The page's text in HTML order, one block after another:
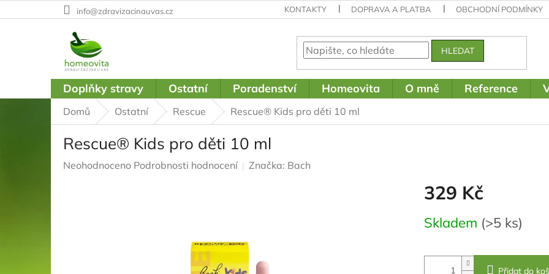
na
info@zdravizacinauvas.cz KONTAKTY DOPRAVA A PLATBA OBCHODNÍ PODMÍNKY
HLEDAT
Doplňky stravy Ostatní Poradenství Homeovita O mně Reference
Domů Ostatní Rescue Rescue® Kids pro děti 10 ml
Rescue® Kids pro děti 10 ml
Průměrné
Neohodnoceno Podrobnosti hodnocení Značka: Bach
329 Kč
Měrná
cena:
Skladem (>5 ks)
Přidat do